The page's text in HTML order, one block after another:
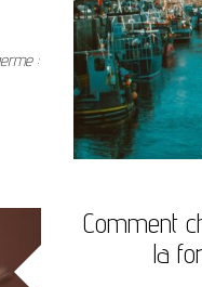
:
Comment
la